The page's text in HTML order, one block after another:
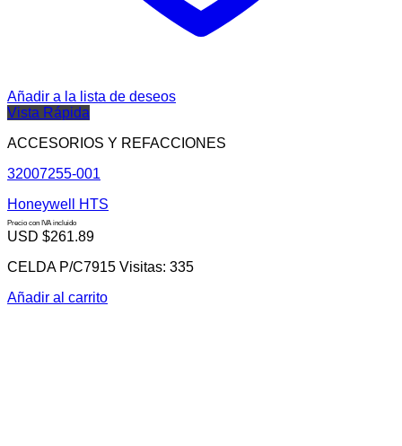
Añadir a la lista de deseos
Vista Rápida
ACCESORIOS Y REFACCIONES
32007255-001
Honeywell HTS
Precio con IVA incluido
USD $261.89
CELDA P/C7915 Visitas: 335
Añadir al carrito